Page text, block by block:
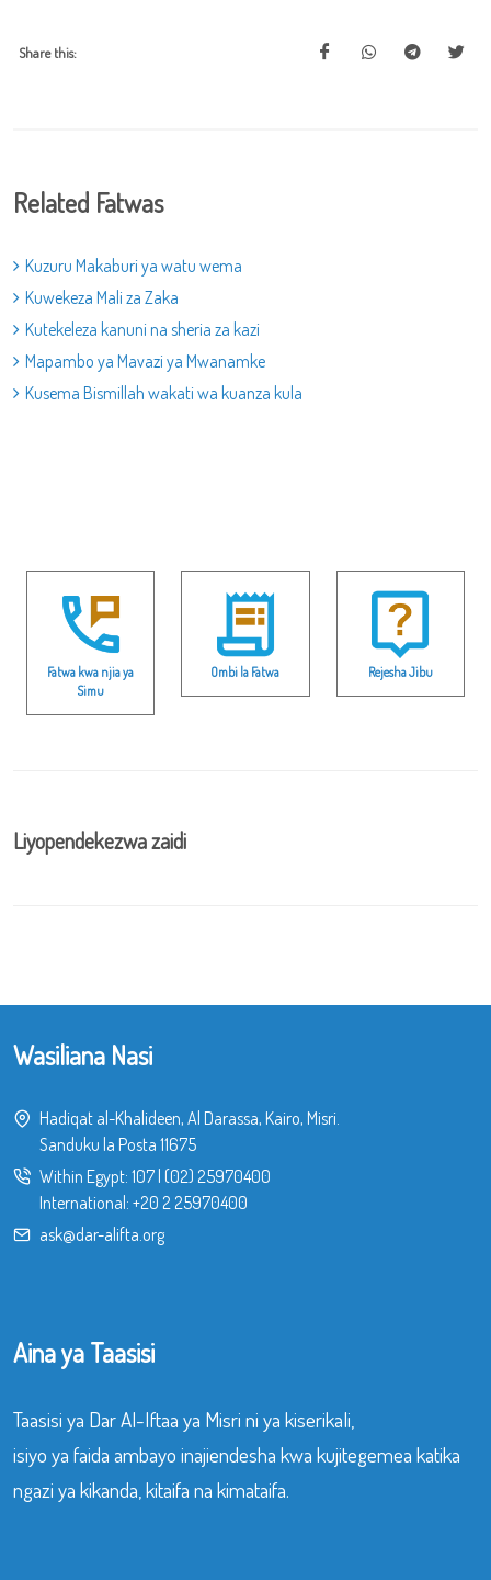
Share this:
Related Fatwas
Kuzuru Makaburi ya watu wema
Kuwekeza Mali za Zaka
Kutekeleza kanuni na sheria za kazi
Mapambo ya Mavazi ya Mwanamke
Kusema Bismillah wakati wa kuanza kula
Fatwa kwa njia ya
Simu
Ombi la Fatwa Rejesha Jibu
Liyopendekezwa zaidi
Wasiliana Nasi
Hadiqat al-Khalideen, Al Darassa, Kairo, Misri.
Sanduku la Posta 11675
Within Egypt: 107| (02) 25970400
International: +20 2 25970400
ask@dar-alifta.org
Aina ya Taasisi
Taasisi ya Dar Al-Iftaa ya Misri ni ya kiserikali,
isiyo ya faida ambayo inajiendesha kwa kujitegemea katika
ngazi ya kikanda, kitaifa na kimataifa.